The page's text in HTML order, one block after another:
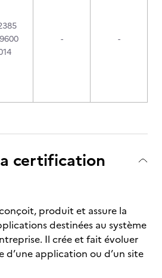
- -
certification
produit et assure la
destinées au système
Il crée et fait évoluer
d’une application ou d’un site